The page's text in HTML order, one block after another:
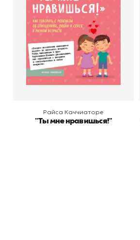
В корзину
Райса Каччиаторе
"Ты мне нравишься!"